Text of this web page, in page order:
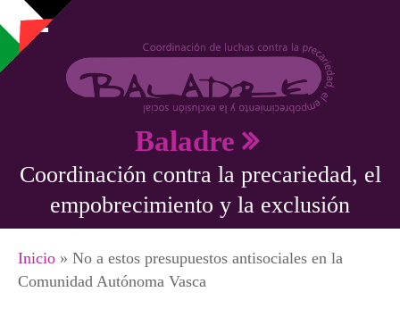
Pasar al contenido principal
Baladre
Coordinación contra la precariedad, el
empobrecimiento y la exclusión
Se encuentra usted aquí
Inicio » No a estos presupuestos antisociales en la
Comunidad Autónoma Vasca